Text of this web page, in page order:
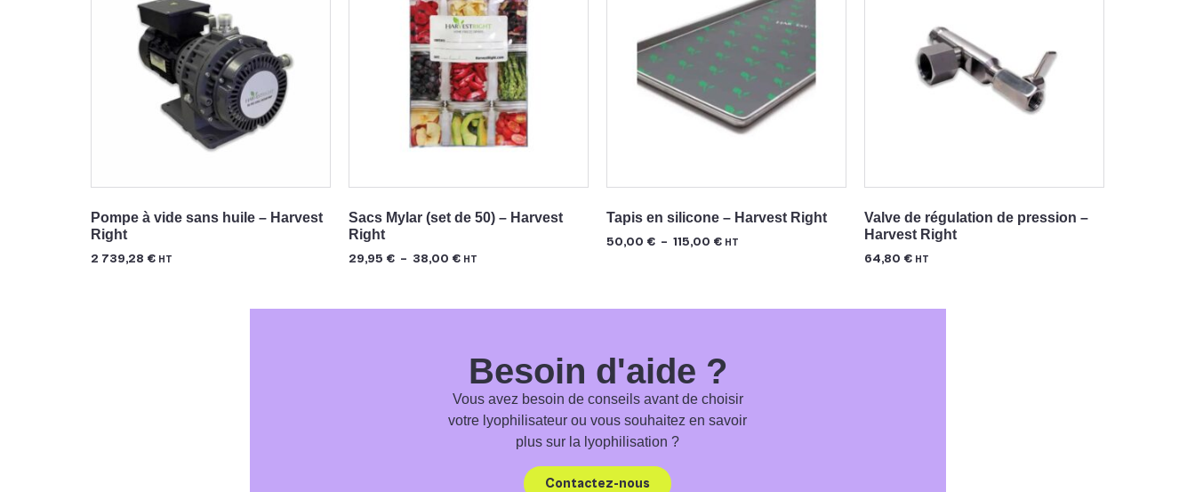
Pompe à vide sans huile – Harvest
Right
2 739,28 € HT
Sacs Mylar (set de 50) – Harvest
Right
29,95 € – 38,00 € HT
Tapis en silicone – Harvest Right
50,00 € – 115,00 € HT
Valve de régulation de pression –
Harvest Right
64,80 € HT
Besoin d'aide ?
Vous avez besoin de conseils avant de choisir
votre lyophilisateur ou vous souhaitez en savoir
plus sur la lyophilisation ?
Contactez-nous